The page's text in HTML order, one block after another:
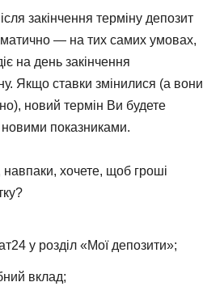
закінчення терміну депозит
— на тих самих умовах,
на день закінчення
Якщо ставки змінилися (а вони
новий термін Ви будете
показниками.
хочете, щоб гроші
у розділ «Мої депозити»;
вклад;